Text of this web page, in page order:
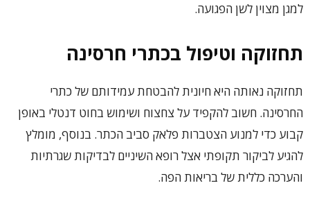
למגן מצוין לשן הפגועה.
תחזוקה וטיפול בכתרי חרסינה
תחזוקה נאותה היא חיונית להבטחת עמידותם של כתרי
החרסינה. חשוב להקפיד על צחצוח ושימוש בחוט דנטלי באופן
קבוע כדי למנוע הצטברות פלאק סביב הכתר. בנוסף, מומלץ
להגיע לביקור תקופתי אצל רופא השיניים לבדיקות שגרתיות
והערכה כללית של בריאות הפה.